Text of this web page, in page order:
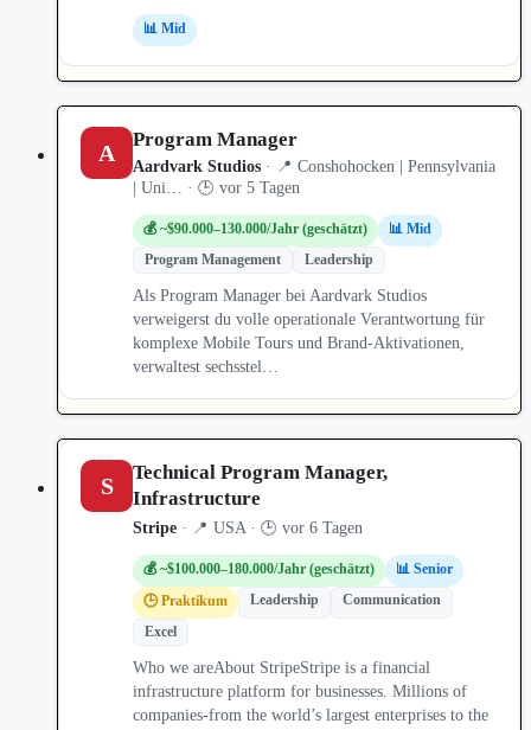
📊 Mid
A Program Manager
Aardvark Studios · 📍 Conshohocken | Pennsylvania
| Uni… · 🕒 vor 5 Tagen
💰 ~$90.000–130.000/Jahr (geschätzt)
📊 Mid
Program Management
Leadership
Als Program Manager bei Aardvark Studios
verweigerst du volle operationale Verantwortung für
komplexe Mobile Tours und Brand-Aktivationen,
verwaltest sechsstel…
S
Technical Program Manager,
Infrastructure
Stripe · 📍 USA · 🕒 vor 6 Tagen
💰 ~$100.000–180.000/Jahr (geschätzt)
📊 Senior
🕒 Praktikum
Leadership
Communication
Excel
Who we areAbout StripeStripe is a financial
infrastructure platform for businesses. Millions of
companies-from the world’s largest enterprises to the